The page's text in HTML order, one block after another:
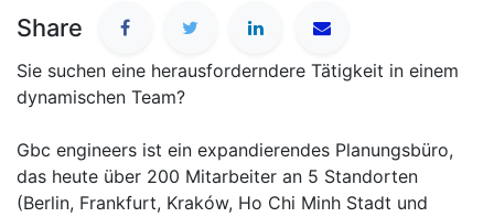
Share
Sie suchen eine herausforderndere Tätigkeit in einem
dynamischen Team?
Gbc engineers ist ein expandierendes Planungsbüro,
das heute über 200 Mitarbeiter an 5 Standorten
(Berlin, Frankfurt, Kraków, Ho Chi Minh Stadt und